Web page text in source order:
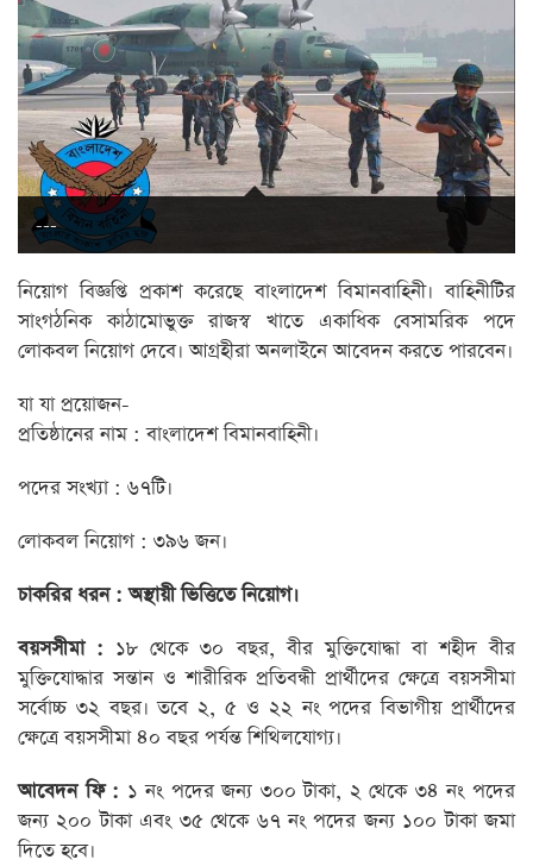
---
নিয়োগ বিজ্ঞপ্তি প্রকাশ করেছে বাংলাদেশ বিমানবাহিনী। বাহিনীটির
সাংগঠনিক কাঠামোভুক্ত রাজস্ব খাতে একাধিক বেসামরিক পদে
লোকবল নিয়োগ দেবে। আগ্রহীরা অনলাইনে আবেদন করতে পারবেন।
যা যা প্রয়োজন-
প্রতিষ্ঠানের নাম : বাংলাদেশ বিমানবাহিনী।
পদের সংখ্যা : ৬৭টি।
লোকবল নিয়োগ : ৩৯৬ জন।
চাকরির ধরন : অস্থায়ী ভিত্তিতে নিয়োগ।
বয়সসীমা : ১৮ থেকে ৩০ বছর, বীর মুক্তিযোদ্ধা বা শহীদ বীর
মুক্তিযোদ্ধার সন্তান ও শারীরিক প্রতিবন্ধী প্রার্থীদের ক্ষেত্রে বয়সসীমা
সর্বোচ্চ ৩২ বছর। তবে ২, ৫ ও ২২ নং পদের বিভাগীয় প্রার্থীদের
ক্ষেত্রে বয়সসীমা ৪০ বছর পর্যন্ত শিথিলযোগ্য।
আবেদন ফি : ১ নং পদের জন্য ৩০০ টাকা, ২ থেকে ৩৪ নং পদের
জন্য ২০০ টাকা এবং ৩৫ থেকে ৬৭ নং পদের জন্য ১০০ টাকা জমা
দিতে হবে।